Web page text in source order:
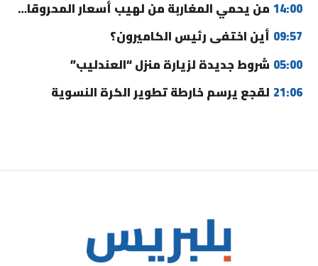
14:00 من يحمي المغاربة من لهيب أسعار المحروقات؟
09:57 أين اختفى رئيس الكاميرون؟
05:00 شروط جديدة لزيارة منزل “العندليب”
21:06 لقجع يرسم خارطة تطوير الكرة النسوية